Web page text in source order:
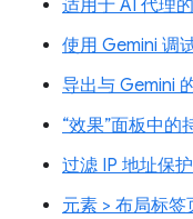
适用于 AI 代理
使用 Gemini 调
导出与 Gemini
“效果”面板中的
过滤 IP 地址保
元素 > 布局标